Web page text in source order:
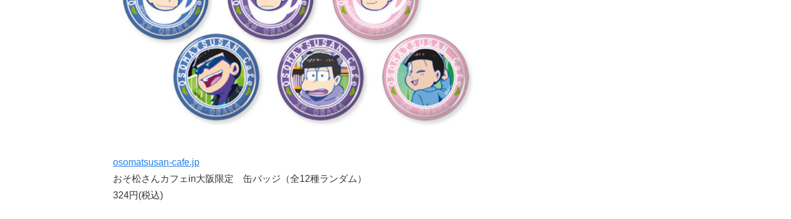
osomatsusan-cafe.jp
おそ松さんカフェin大阪限定 缶バッジ（全12種ランダム）
324円(税込)